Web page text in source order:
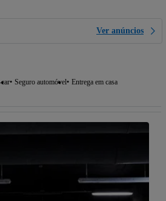
Ver anúncios
Seguro automóvel Entrega em casa